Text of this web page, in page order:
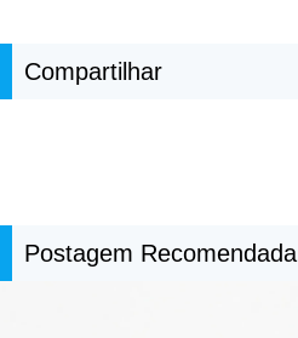
Compartilhar
Postagem Recomendada